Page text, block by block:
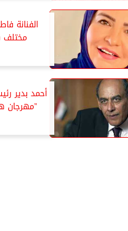
الفنانة
مختلف
”مهرجان